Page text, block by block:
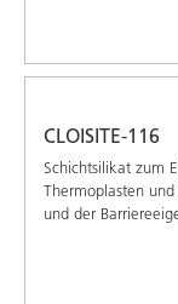
CLOISITE-116
Schichtsilikat zum
Thermoplasten
und der